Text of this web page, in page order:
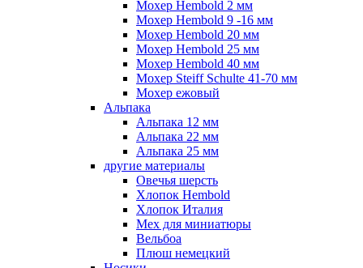
Мохер Hembold 2 мм
Мохер Hembold 9 -16 мм
Мохер Hembold 20 мм
Мохер Hembold 25 мм
Мохер Hembold 40 мм
Мохер Steiff Schulte 41-70 мм
Мохер ежовый
Альпака
Альпака 12 мм
Альпака 22 мм
Альпака 25 мм
другие материалы
Овечья шерсть
Хлопок Hembold
Хлопок Италия
Мех для миниатюры
Вельбоа
Плюш немецкий